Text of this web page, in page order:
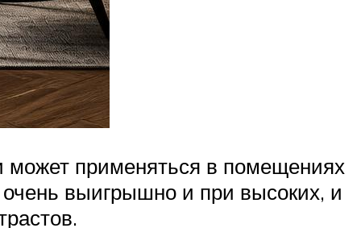
может применяться в помещениях
выигрышно и при высоких, и